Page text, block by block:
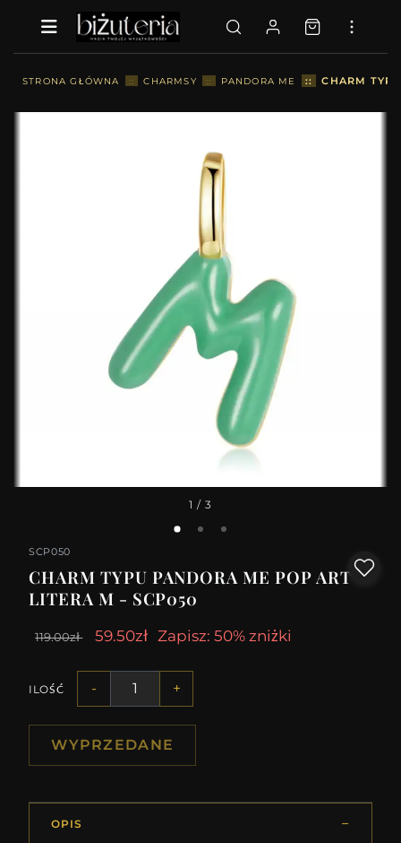
STRONA GŁÓWNA :: CHARMSY :: PANDORA ME :: CHARM
1 / 3
SCP050
CHARM TYPU PANDORA ME POP ART -
LITERA M - SCP050
119.00zł 59.50zł Zapisz: 50% zniżki
ILOŚĆ - +
WYPRZEDANE
OPIS